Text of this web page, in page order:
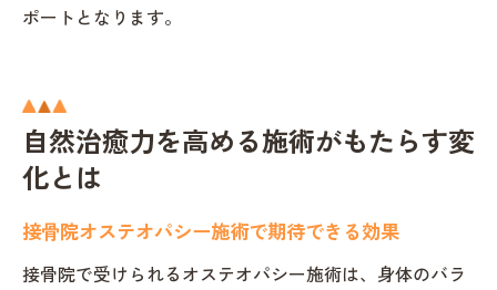
ポートとなります。
自然治癒力を高める施術がもたらす変
化とは
接骨院オステオパシー施術で期待できる効果
接骨院で受けられるオステオパシー施術は、身体のバラ